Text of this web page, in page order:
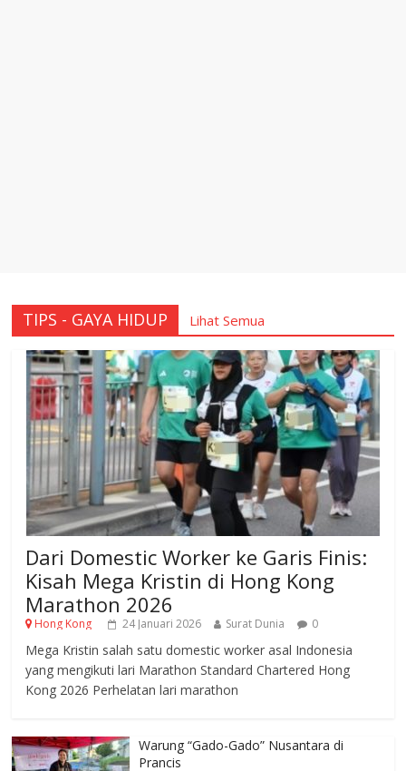
TIPS - GAYA HIDUP Lihat Semua
Dari Domestic Worker ke Garis Finis:
Kisah Mega Kristin di Hong Kong
Marathon 2026
Hong Kong 24 Januari 2026 Surat Dunia 0
Mega Kristin salah satu domestic worker asal Indonesia
yang mengikuti lari Marathon Standard Chartered Hong
Kong 2026 Perhelatan lari marathon
Warung “Gado-Gado” Nusantara di
Prancis